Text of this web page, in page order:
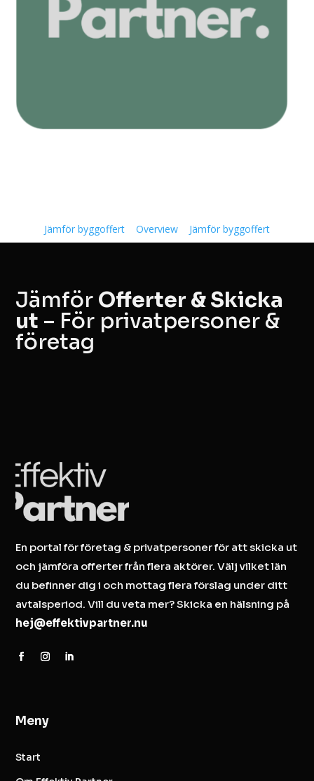
Jämför byggoffert Overview Jämför byggoffert
Jämför Offerter & Skicka
ut – För privatpersoner &
företag
En portal för företag & privatpersoner för att skicka ut
och jämföra offerter från flera aktörer. Välj vilket län
du befinner dig i och mottag flera förslag under ditt
avtalsperiod. Vill du veta mer? Skicka en hälsning på
hej@effektivpartner.nu
Meny
Start